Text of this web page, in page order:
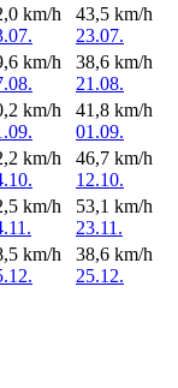
km/h
43,5 km/h
23.07.
km/h
38,6 km/h
21.08.
km/h
41,8 km/h
01.09.
km/h
46,7 km/h
12.10.
km/h
53,1 km/h
23.11.
km/h
38,6 km/h
25.12.